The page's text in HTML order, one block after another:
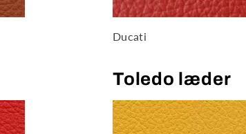
Ducati
Toledo læder